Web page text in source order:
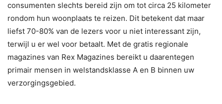
consumenten slechts bereid zijn om tot circa 25 kilometer
rondom hun woonplaats te reizen. Dit betekent dat maar
liefst 70-80% van de lezers voor u niet interessant zijn,
terwijl u er wel voor betaalt. Met de gratis regionale
magazines van Rex Magazines bereikt u daarentegen
primair mensen in welstandsklasse A en B binnen uw
verzorgingsgebied.